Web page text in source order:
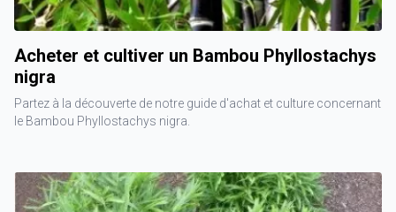
Acheter et cultiver un Bambou Phyllostachys
nigra
Partez à la découverte de notre guide d'achat et culture concernant
le Bambou Phyllostachys nigra.